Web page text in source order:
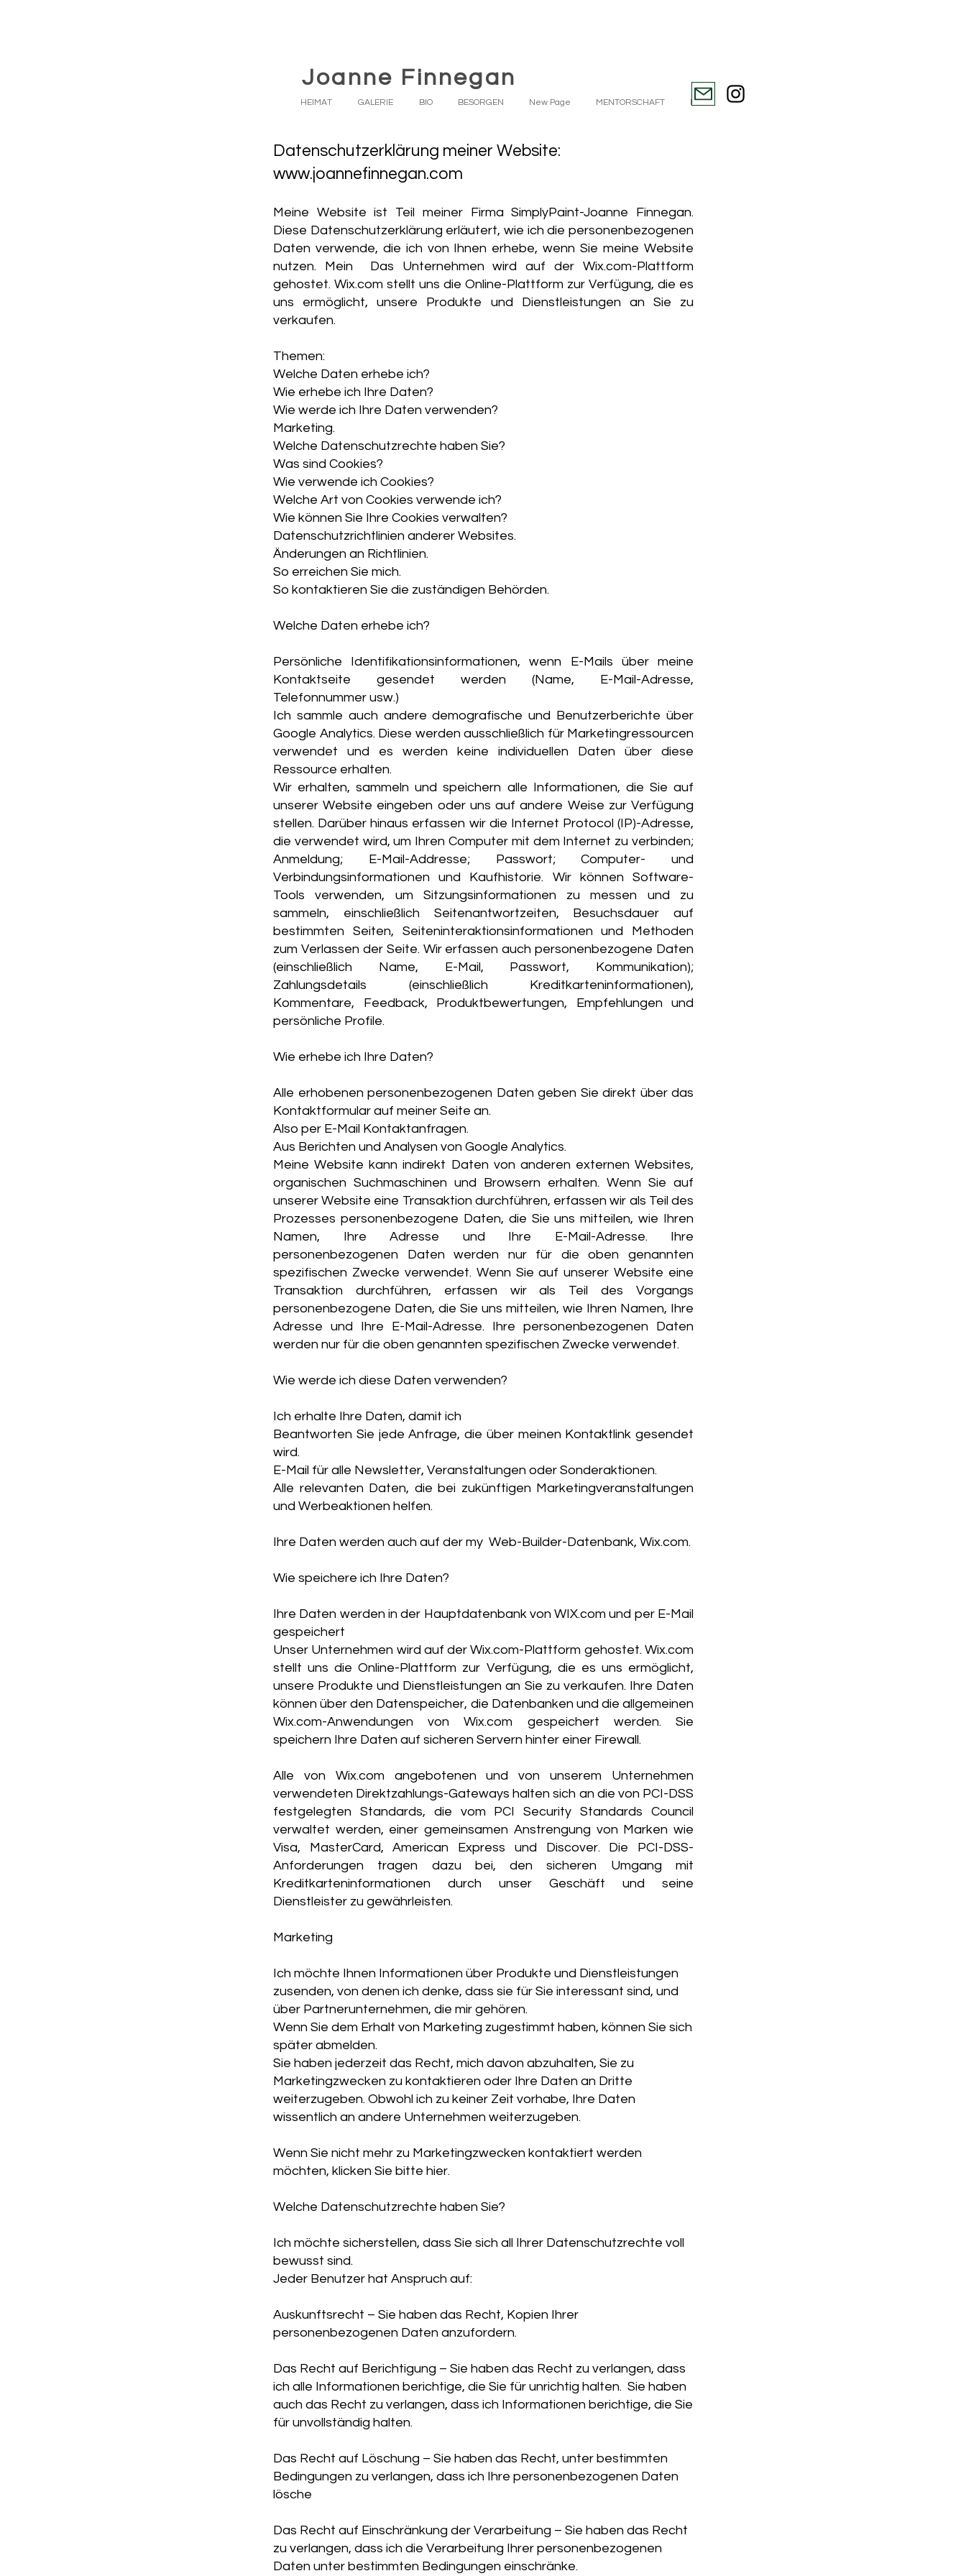
Joanne Finnegan
HEIMAT GALERIE BIO BESORGEN New Page MENTORSCHAFT More
Datenschutzerklärung meiner Website:
www.joannefinnegan.com
Meine Website ist Teil meiner Firma SimplyPaint-Joanne Finnegan.
Diese Datenschutzerklärung erläutert, wie ich die personenbezogenen
Daten verwende, die ich von Ihnen erhebe, wenn Sie meine Website
nutzen. Mein Das Unternehmen wird auf der Wix.com-Plattform
gehostet. Wix.com stellt uns die Online-Plattform zur Verfügung, die es
uns ermöglicht, unsere Produkte und Dienstleistungen an Sie zu
verkaufen.
Themen:
Welche Daten erhebe ich?
Wie erhebe ich Ihre Daten?
Wie werde ich Ihre Daten verwenden?
Marketing.
Welche Datenschutzrechte haben Sie?
Was sind Cookies?
Wie verwende ich Cookies?
Welche Art von Cookies verwende ich?
Wie können Sie Ihre Cookies verwalten?
Datenschutzrichtlinien anderer Websites.
Änderungen an Richtlinien.
So erreichen Sie mich.
So kontaktieren Sie die zuständigen Behörden.
Welche Daten erhebe ich?
Persönliche Identifikationsinformationen, wenn E-Mails über meine
Kontaktseite gesendet werden (Name, E-Mail-Adresse,
Telefonnummer usw.)
Ich sammle auch andere demografische und Benutzerberichte über
Google Analytics. Diese werden ausschließlich für Marketingressourcen
verwendet und es werden keine individuellen Daten über diese
Ressource erhalten.
Wir erhalten, sammeln und speichern alle Informationen, die Sie auf
unserer Website eingeben oder uns auf andere Weise zur Verfügung
stellen. Darüber hinaus erfassen wir die Internet Protocol (IP)-Adresse,
die verwendet wird, um Ihren Computer mit dem Internet zu verbinden;
Anmeldung; E-Mail-Addresse; Passwort; Computer- und
Verbindungsinformationen und Kaufhistorie. Wir können Software-
Tools verwenden, um Sitzungsinformationen zu messen und zu
sammeln, einschließlich Seitenantwortzeiten, Besuchsdauer auf
bestimmten Seiten, Seiteninteraktionsinformationen und Methoden
zum Verlassen der Seite. Wir erfassen auch personenbezogene Daten
(einschließlich Name, E-Mail, Passwort, Kommunikation);
Zahlungsdetails (einschließlich Kreditkarteninformationen),
Kommentare, Feedback, Produktbewertungen, Empfehlungen und
persönliche Profile.
Wie erhebe ich Ihre Daten?
Alle erhobenen personenbezogenen Daten geben Sie direkt über das
Kontaktformular auf meiner Seite an.
Also per E-Mail Kontaktanfragen.
Aus Berichten und Analysen von Google Analytics.
Meine Website kann indirekt Daten von anderen externen Websites,
organischen Suchmaschinen und Browsern erhalten. Wenn Sie auf
unserer Website eine Transaktion durchführen, erfassen wir als Teil des
Prozesses personenbezogene Daten, die Sie uns mitteilen, wie Ihren
Namen, Ihre Adresse und Ihre E-Mail-Adresse. Ihre
personenbezogenen Daten werden nur für die oben genannten
spezifischen Zwecke verwendet. Wenn Sie auf unserer Website eine
Transaktion durchführen, erfassen wir als Teil des Vorgangs
personenbezogene Daten, die Sie uns mitteilen, wie Ihren Namen, Ihre
Adresse und Ihre E-Mail-Adresse. Ihre personenbezogenen Daten
werden nur für die oben genannten spezifischen Zwecke verwendet.
Wie werde ich diese Daten verwenden?
Ich erhalte Ihre Daten, damit ich
Beantworten Sie jede Anfrage, die über meinen Kontaktlink gesendet
wird.
E-Mail für alle Newsletter, Veranstaltungen oder Sonderaktionen.
Alle relevanten Daten, die bei zukünftigen Marketingveranstaltungen
und Werbeaktionen helfen.
Ihre Daten werden auch auf der my Web-Builder-Datenbank, Wix.com.
Wie speichere ich Ihre Daten?
Ihre Daten werden in der Hauptdatenbank von WIX.com und per E-Mail
gespeichert
Unser Unternehmen wird auf der Wix.com-Plattform gehostet. Wix.com
stellt uns die Online-Plattform zur Verfügung, die es uns ermöglicht,
unsere Produkte und Dienstleistungen an Sie zu verkaufen. Ihre Daten
können über den Datenspeicher, die Datenbanken und die allgemeinen
Wix.com-Anwendungen von Wix.com gespeichert werden. Sie
speichern Ihre Daten auf sicheren Servern hinter einer Firewall.
Alle von Wix.com angebotenen und von unserem Unternehmen
verwendeten Direktzahlungs-Gateways halten sich an die von PCI-DSS
festgelegten Standards, die vom PCI Security Standards Council
verwaltet werden, einer gemeinsamen Anstrengung von Marken wie
Visa, MasterCard, American Express und Discover. Die PCI-DSS-
Anforderungen tragen dazu bei, den sicheren Umgang mit
Kreditkarteninformationen durch unser Geschäft und seine
Dienstleister zu gewährleisten.
Marketing
Ich möchte Ihnen Informationen über Produkte und Dienstleistungen
zusenden, von denen ich denke, dass sie für Sie interessant sind, und
über Partnerunternehmen, die mir gehören.
Wenn Sie dem Erhalt von Marketing zugestimmt haben, können Sie sich
später abmelden.
Sie haben jederzeit das Recht, mich davon abzuhalten, Sie zu
Marketingzwecken zu kontaktieren oder Ihre Daten an Dritte
weiterzugeben. Obwohl ich zu keiner Zeit vorhabe, Ihre Daten
wissentlich an andere Unternehmen weiterzugeben.
Wenn Sie nicht mehr zu Marketingzwecken kontaktiert werden
möchten, klicken Sie bitte hier.
Welche Datenschutzrechte haben Sie?
Ich möchte sicherstellen, dass Sie sich all Ihrer Datenschutzrechte voll
bewusst sind.
Jeder Benutzer hat Anspruch auf:
Auskunftsrecht – Sie haben das Recht, Kopien Ihrer
personenbezogenen Daten anzufordern.
Das Recht auf Berichtigung – Sie haben das Recht zu verlangen, dass
ich alle Informationen berichtige, die Sie für unrichtig halten. Sie haben
auch das Recht zu verlangen, dass ich Informationen berichtige, die Sie
für unvollständig halten.
Das Recht auf Löschung – Sie haben das Recht, unter bestimmten
Bedingungen zu verlangen, dass ich Ihre personenbezogenen Daten
lösche
Das Recht auf Einschränkung der Verarbeitung – Sie haben das Recht
zu verlangen, dass ich die Verarbeitung Ihrer personenbezogenen
Daten unter bestimmten Bedingungen einschränke.